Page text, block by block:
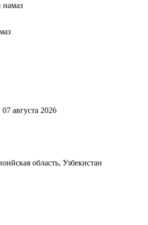
намаз
августа 2026
область, Узбекистан